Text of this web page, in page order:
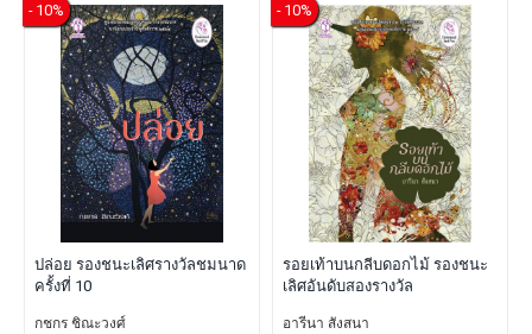
- 10%
ปล่อย รองชนะเลิศรางวัลชมนาด
ครั้งที่ 10
กชกร ชิณะวงศ์
- 10%
รอยเท้าบนกลีบดอกไม้ รองชนะ
เลิศอันดับสองรางวัล
อารีนา สังสนา